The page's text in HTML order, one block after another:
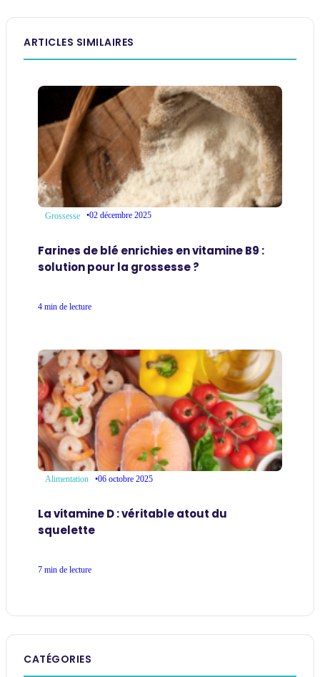
ARTICLES SIMILAIRES
Grossesse •02 décembre 2025
Farines de blé enrichies en vitamine B9 :
solution pour la grossesse ?
4 min de lecture
Alimentation •06 octobre 2025
La vitamine D : véritable atout du
squelette
7 min de lecture
CATÉGORIES